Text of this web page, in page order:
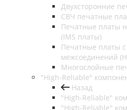
Двухсторонние
СВЧ печатные
Печатные платы
(IMS платы)
Печатные платы
межсоединений
Многослойные
"High-Reliable"
Назад
"High-Reliable"
"High-Reliable"